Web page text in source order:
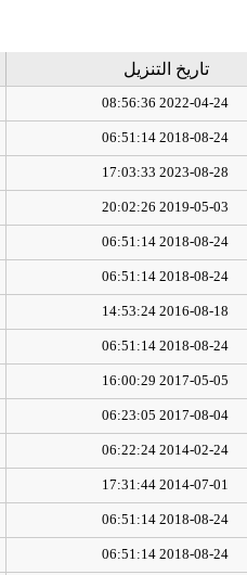
تاريخ التنزيل
2022-04-24 08:56:36
2018-08-24 06:51:14
2023-08-28 17:03:33
2019-05-03 20:02:26
2018-08-24 06:51:14
2018-08-24 06:51:14
2016-08-18 14:53:24
2018-08-24 06:51:14
2017-05-05 16:00:29
2017-08-04 06:23:05
2014-02-24 06:22:24
2014-07-01 17:31:44
2018-08-24 06:51:14
2018-08-24 06:51:14